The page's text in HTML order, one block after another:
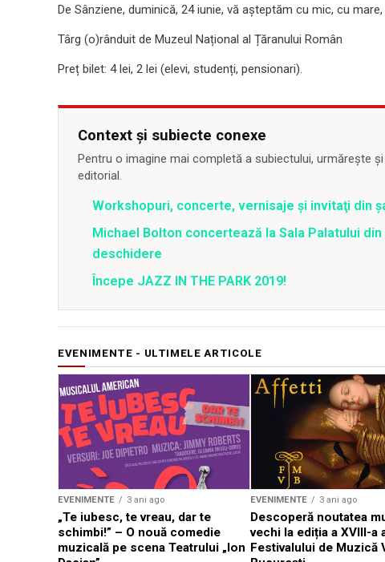
De Sânziene, duminică, 24 iunie, vă așteptăm cu mic, cu
Târg (o)rânduit de Muzeul Național al Țăranului Român
Preț bilet: 4 lei, 2 lei (elevi, studenți, pensionari).
Context și subiecte conexe
Pentru o imagine mai completă a subiectului, urmărește
editorial.
Workshopuri, concerte, vernisaje şi invitaţi din
Michael Bolton concertează la Sala Palatului
deschidere
Începe JAZZ IN THE PARK 2019!
EVENIMENTE - ULTIMELE ARTICOLE
EVENIMENTE 3 ani ago
„Te iubesc, te vreau, dar te
schimbi!” – O nouă comedie
muzicală pe scena Teatrului „Ion
EVENIMENTE 3 ani ago
Descoperă noutatea
vechi la ediția a XVIII-a
Festivalului de Muzică